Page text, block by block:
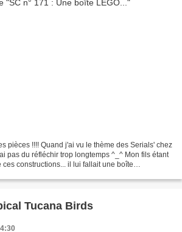
pièces !!!! Quand j'ai vu le thème des Serials' chez
pas du réfléchir trop longtemps ^_^ Mon fils étant
constructions... il lui fallait une boîte
Tucana Birds